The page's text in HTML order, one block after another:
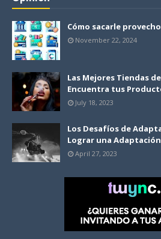
Cómo sacarle
November 22, 2024
Las Mejores Tiendas
Encuentra tus
July 18, 2023
Los Desafíos de
Lograr una
April 27, 2023